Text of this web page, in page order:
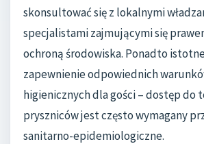
skonsultować się z lokalnymi
specjalistami zajmującymi się
ochroną środowiska. Ponadto
zapewnienie odpowiednich
higienicznych dla gości – dostęp do
pryszniców jest często wymagany
sanitarno-epidemiologiczne.